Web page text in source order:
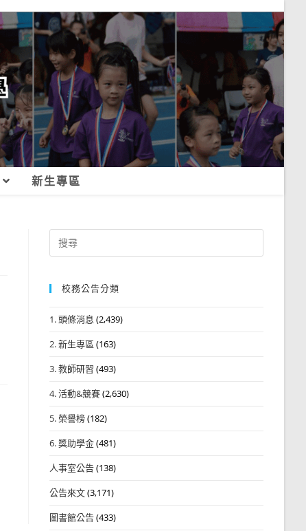
新生專區
Search
for:
校務公告分類
1. 頭條消息 (2,439)
2. 新生專區 (163)
3. 教師研習 (493)
4. 活動&競賽(2,630)
5. 榮譽榜(182)
6. 獎助學金(481)
人事室公告(138)
公告來文(3,171)
圖書館公告(433)